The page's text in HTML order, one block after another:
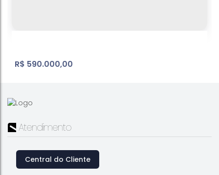
Condominio - casa
R$ 590.000,00
Atendimento
Central do Cliente